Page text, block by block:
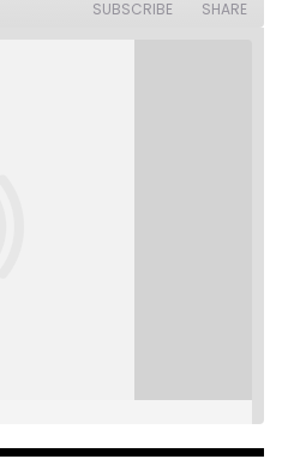
SUBSCRIBE SHARE